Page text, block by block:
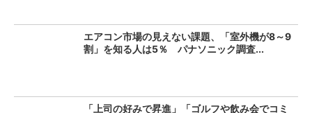
エアコン市場の見えない課題、「室外機が8～9
割」を知る人は5％ パナソニック調査...
「上司の好みで昇進」「ゴルフや飲み会でコミ